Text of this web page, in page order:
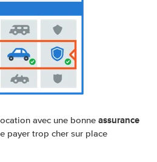
avec une bonne assurance
payer trop cher sur place